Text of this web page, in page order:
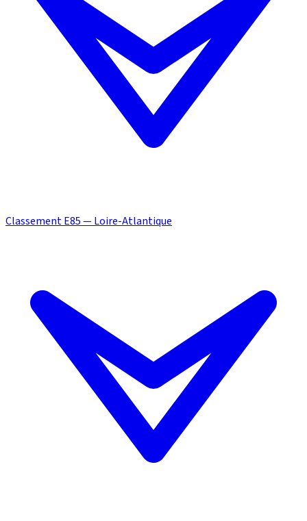
Classement E85 — Loire-Atlantique